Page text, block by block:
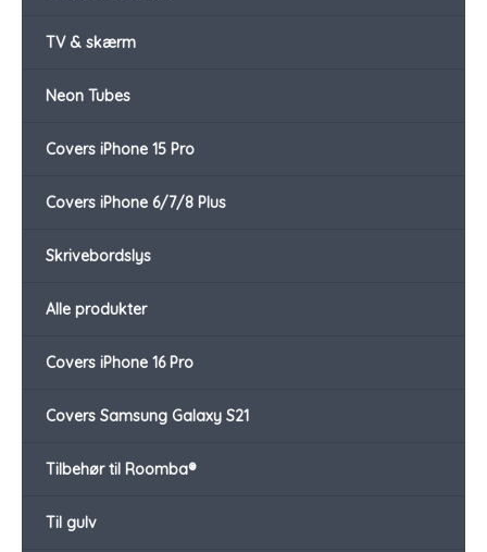
TV & skærm
Neon Tubes
Covers iPhone 15 Pro
Covers iPhone 6/7/8 Plus
Skrivebordslys
Alle produkter
Covers iPhone 16 Pro
Covers Samsung Galaxy S21
Tilbehør til Roomba®
Til gulv